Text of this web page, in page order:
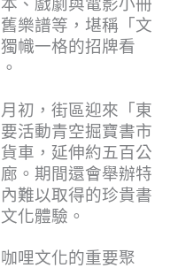
、戲劇與電影小冊
樂譜等，堪稱「文
幟一格的招牌看
初，街區迎來「東
活動青空掘寶書市
車，延伸約五百公
。期間還會舉辦特
難以取得的珍貴書
化體驗。
哩文化的重要聚